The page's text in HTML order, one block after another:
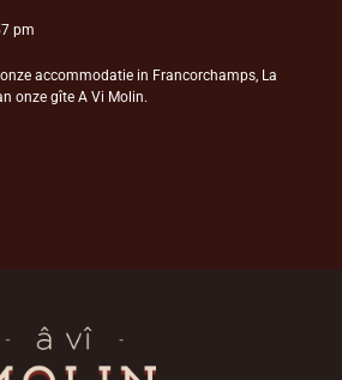
pm
accommodatie in Francorchamps, La
onze gîte A Vi Molin.